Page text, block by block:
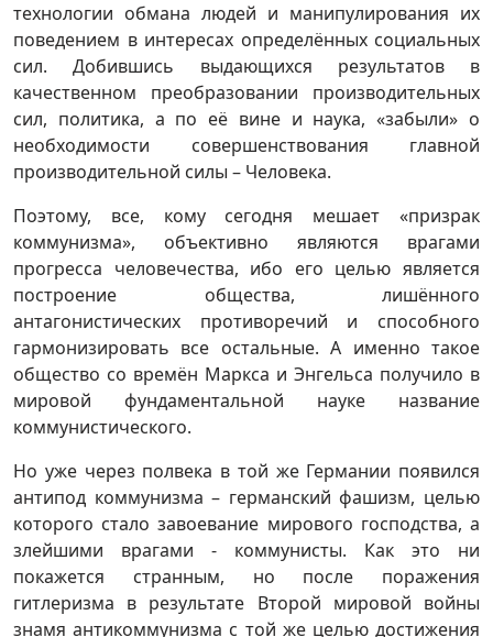
технологии обмана людей и манипулирования их
поведением в интересах определённых социальных
сил. Добившись выдающихся результатов в
качественном преобразовании производительных
сил, политика, а по её вине и наука, «забыли» о
необходимости совершенствования главной
производительной силы – Человека.
Поэтому, все, кому сегодня мешает «призрак
коммунизма», объективно являются врагами
прогресса человечества, ибо его целью является
построение общества, лишённого
антагонистических противоречий и способного
гармонизировать все остальные. А именно такое
общество со времён Маркса и Энгельса получило в
мировой фундаментальной науке название
коммунистического.
Но уже через полвека в той же Германии появился
антипод коммунизма – германский фашизм, целью
которого стало завоевание мирового господства, а
злейшими врагами - коммунисты. Как это ни
покажется странным, но после поражения
гитлеризма в результате Второй мировой войны
знамя антикоммунизма с той же целью достижения